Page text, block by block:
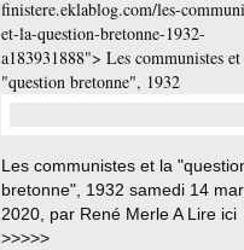
finistere.eklablog.com/les-
et-la-question-bretonne-1932-
a183931888"> Les communistes
"question bretonne", 1932
Les communistes et la
bretonne", 1932 samedi 14
2020, par René Merle A Lire ici
>>>>>